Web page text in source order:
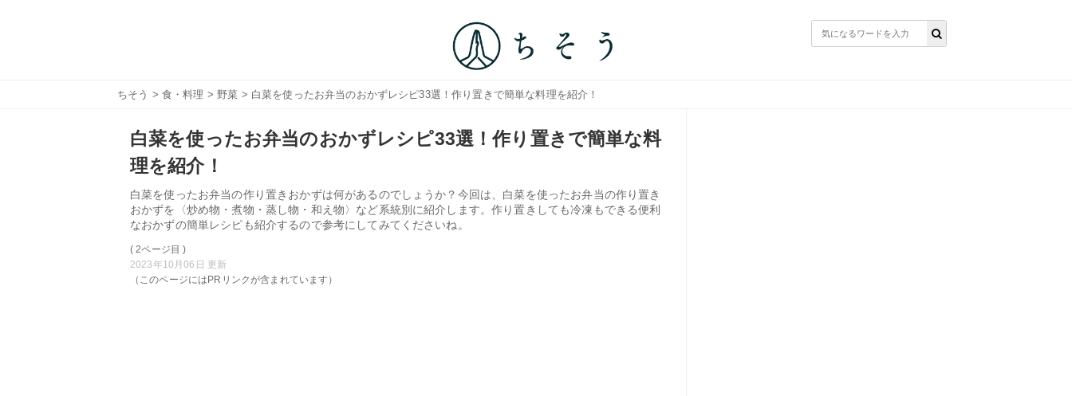
ちそう > 食・料理 > 野菜 > 白菜を使ったお弁当のおかずレシピ33選！作り置きで簡単な料理を紹介！
白菜を使ったお弁当のおかずレシピ33選！作り置きで簡単な料
理を紹介！
白菜を使ったお弁当の作り置きおかずは何があるのでしょうか？今回は、白菜を使ったお弁当の作り置き
おかずを〈炒め物・煮物・蒸し物・和え物〉など系統別に紹介します。作り置きしても冷凍もできる便利
なおかずの簡単レシピも紹介するので参考にしてみてくださいね。
( 2ページ目 )
2023年10月06日 更新
（このページにはPRリンクが含まれています）